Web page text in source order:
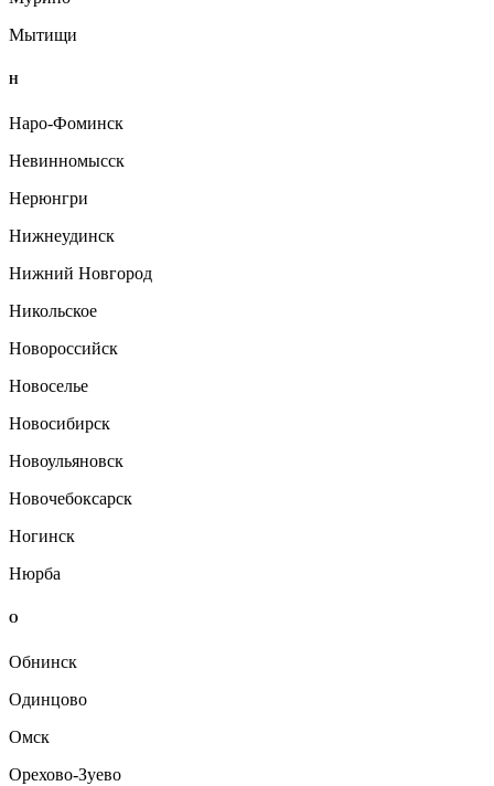
Мытищи
Н
Наро-Фоминск
Невинномысск
Нерюнгри
Нижнеудинск
Нижний Новгород
Никольское
Новороссийск
Новоселье
Новосибирск
Новоульяновск
Новочебоксарск
Ногинск
Нюрба
О
Обнинск
Одинцово
Омск
Орехово-Зуево